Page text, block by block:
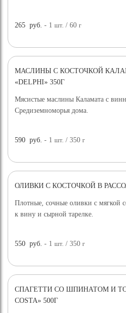
265 руб. - 1шт. / 60г
МАСЛИНЫ С КОСТОЧКОЙ
«DELPHI» 350Г
Мясистые маслины Каламата с
Средиземноморья дома.
590 руб. - 1шт. / 350г
ОЛИВКИ С КОСТОЧКОЙ В
Плотные, сочные оливки с мягкой
к вину и сырной тарелке.
550 руб. - 1шт. / 350г
СПАГЕТТИ СО ШПИНАТОМ И
COSTA» 500Г